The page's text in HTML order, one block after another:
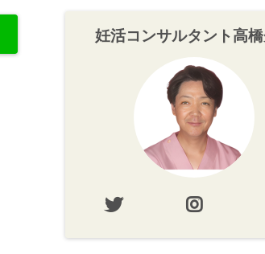
妊活コンサルタント高